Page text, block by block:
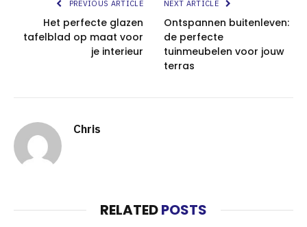
PREVIOUS ARTICLE
Het perfecte glazen
tafelblad op maat voor
je interieur
NEXT ARTICLE
Ontspannen buitenleven:
de perfecte
tuinmeubelen voor jouw
terras
Chris
RELATEDPOSTS